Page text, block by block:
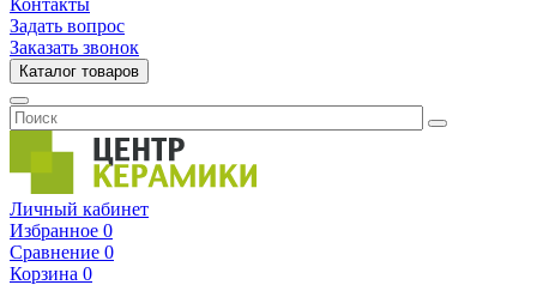
Контакты
Задать вопрос
Заказать звонок
Каталог товаров
Личный кабинет
Избранное 0
Сравнение 0
Корзина 0